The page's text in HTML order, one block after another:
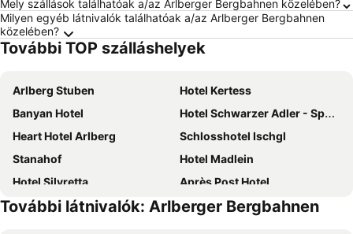
Mely szállások találhatóak a/az Arlberger Bergbahnen közelében?
Milyen egyéb látnivalók találhatóak a/az Arlberger Bergbahnen
közelében?
További TOP szálláshelyek
Arlberg Stuben
Hotel Kertess
Banyan Hotel
Hotel Schwarzer Adler - Sport & Spa
Heart Hotel Arlberg
Schlosshotel Ischgl
Stanahof
Hotel Madlein
Hotel Silvretta
Après Post Hotel
Hotel Glöckner und Hotel Residenz Glöckner
Hotel am Dorfplatz
További látnivalók: Arlberger Bergbahnen